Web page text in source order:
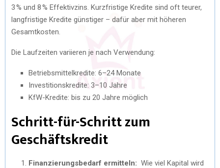
3 % und 8 % Effektivzins. Kurzfristige Kredite sind oft teurer,
langfristige Kredite günstiger – dafür aber mit höheren
Gesamtkosten.
Die Laufzeiten variieren je nach Verwendung:
Betriebsmittelkredite: 6–24 Monate
Investitionskredite: 3–10 Jahre
KfW-Kredite: bis zu 20 Jahre möglich
Schritt-für-Schritt zum
Geschäftskredit
Finanzierungsbedarf ermitteln: Wie viel Kapital wird